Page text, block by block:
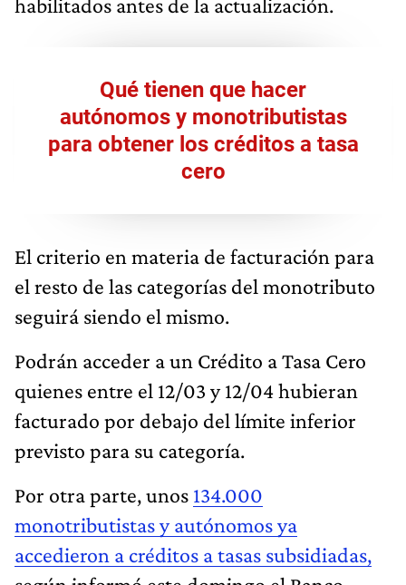
habilitados antes de la actualización.
Qué tienen que hacer
autónomos y monotributistas
para obtener los créditos a tasa
cero
El criterio en materia de facturación para
el resto de las categorías del monotributo
seguirá siendo el mismo.
Podrán acceder a un Crédito a Tasa Cero
quienes entre el 12/03 y 12/04 hubieran
facturado por debajo del límite inferior
previsto para su categoría.
Por otra parte, unos 134.000
monotributistas y autónomos ya
accedieron a créditos a tasas subsidiadas,